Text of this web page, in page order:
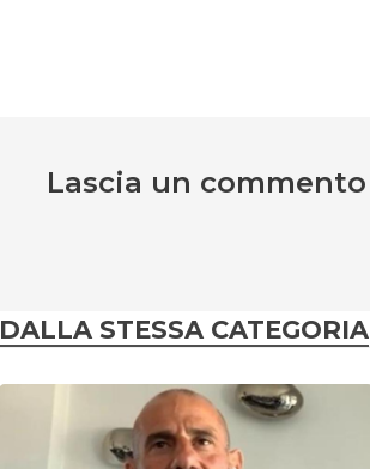
Lascia un commento
DALLA STESSA CATEGORIA